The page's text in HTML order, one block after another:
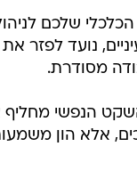
שלכם
נועד לפזר את
מסודרת.
הנפשי
אלא הון